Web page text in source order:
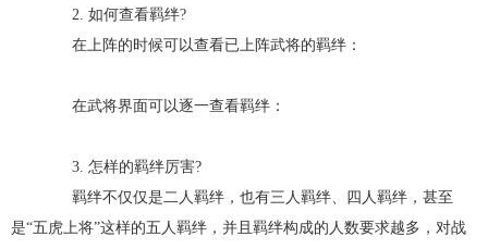
2. 如何查看羁绊?
在上阵的时候可以查看已上阵武将的羁绊：
在武将界面可以逐一查看羁绊：
3. 怎样的羁绊厉害?
羁绊不仅仅是二人羁绊，也有三人羁绊、四人羁绊，甚至
是“五虎上将”这样的五人羁绊，并且羁绊构成的人数要求越多，对战